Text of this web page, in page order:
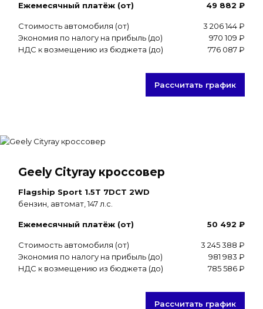
Ежемесячный платёж (от) 49 882 ₽
Стоимость автомобиля (от)
3 206 144 ₽
Экономия по налогу на прибыль (до)
970 109 ₽
НДС к возмещению из бюджета (до)
776 087 ₽
Рассчитать график
Geely Cityray кроссовер
Flagship Sport 1.5T 7DCT 2WD
бензин, автомат, 147 л.с.
Ежемесячный платёж (от) 50 492 ₽
Стоимость автомобиля (от)
3 245 388 ₽
Экономия по налогу на прибыль (до)
981 983 ₽
НДС к возмещению из бюджета (до)
785 586 ₽
Рассчитать график